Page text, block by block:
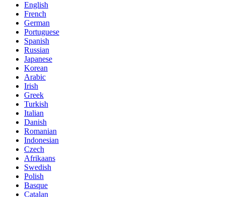
English
French
German
Portuguese
Spanish
Russian
Japanese
Korean
Arabic
Irish
Greek
Turkish
Italian
Danish
Romanian
Indonesian
Czech
Afrikaans
Swedish
Polish
Basque
Catalan